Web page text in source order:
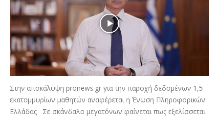
Στην αποκάλυψη pronews.gr για την παροχή δεδομένων 1,5
εκατομμυρίων μαθητών αναφέρεται η Ένωση Πληροφορικών
Ελλάδας Σε σκάνδαλο μεγατόνων φαίνεται πως εξελίσσεται